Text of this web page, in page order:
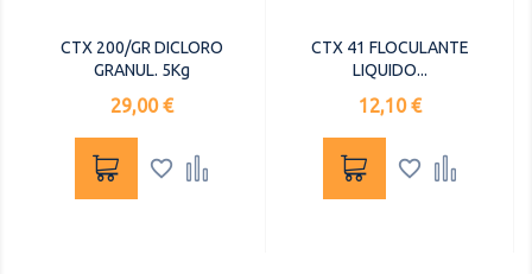
CTX 200/GR DICLORO
GRANUL. 5Kg
Precio
29,00 €
 
CTX 41 FLOCULANTE
LIQUIDO...
Precio
12,10 €
 